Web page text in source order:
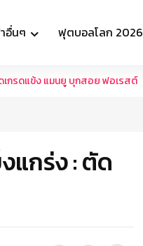
อื่นๆ ฟุตบอลโลก 2026
เกรดแข้ง แมนยู บุกสอย ฟอเรสต์
แกร่ง : ตัด